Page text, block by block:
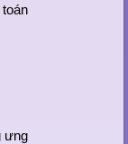
ưng